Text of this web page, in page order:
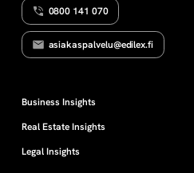
a
l
i
0800 141 070
asiakaspalvelu@edilex.fi
Business Insights
Real Estate Insights
Legal Insights